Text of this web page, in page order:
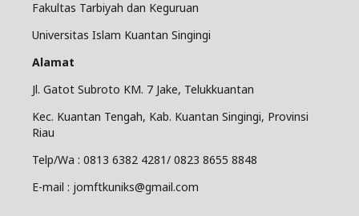
Fakultas Tarbiyah dan Keguruan
Universitas Islam Kuantan Singingi
Alamat
Jl. Gatot Subroto KM. 7 Jake, Telukkuantan
Kec. Kuantan Tengah, Kab. Kuantan Singingi, Provinsi
Riau
Telp/Wa : 0813 6382 4281/ 0823 8655 8848
E-mail : jomftkuniks@gmail.com